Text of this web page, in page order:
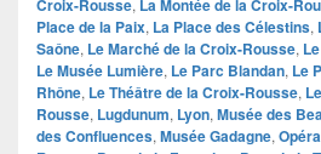
Croix-Rousse, La Montée de la Croix-
Place de la Paix, La Place des Célestins,
Saône, Le Marché de la Croix-Rousse,
Le Musée Lumière, Le Parc Blandan, Le
Rhône, Le Théâtre de la Croix-Rousse,
Rousse, Lugdunum, Lyon, Musée des
des Confluences, Musée Gadagne,